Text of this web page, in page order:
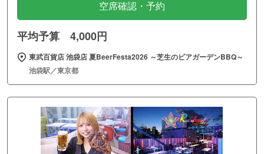
空席確認・予約
平均予算 4,000円
東武百貨店 池袋店 夏BeerFesta2026 ～芝生のビアガーデンBBQ～
池袋駅／東京都